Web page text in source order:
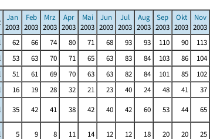
Jan
2003
Feb
2003
Mrz
2003
Apr
2003
Mai
2003
Jun
2003
Jul
2003
Aug
2003
Sep
2003
Okt
2003
Nov
2003
62 66 74 80 71 68 93 93 110 90 113
53 63 70 71 65 63 83 84 103 86 104
51 61 69 70 63 63 82 84 101 85 102
16 19 28 32 21 23 40 24 48 41 37
35 42 41 38 42 40 42 60 53 44 65
5 9 8 11 14 12 12 18 20 20 25